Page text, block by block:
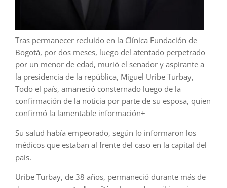
Tras permanecer recluido en la Clínica Fundación de
Bogotá, por dos meses, luego del atentado perpetrado
por un menor de edad, murió el senador y aspirante a
la presidencia de la república, Miguel Uribe Turbay,
Todo el país, amaneció consternado luego de la
confirmación de la noticia por parte de su esposa, quien
confirmó la lamentable información+
Su salud había empeorado, según lo informaron los
médicos que estaban al frente del caso en la capital del
país.
Uribe Turbay, de 38 años, permaneció durante más de